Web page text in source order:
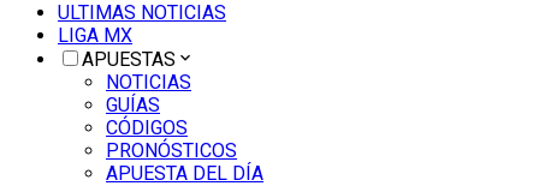
ULTIMAS NOTICIAS
LIGA MX
APUESTAS
NOTICIAS
GUÍAS
CÓDIGOS
PRONÓSTICOS
APUESTA DEL DÍA